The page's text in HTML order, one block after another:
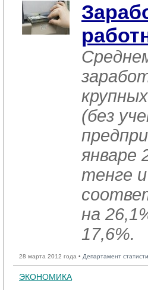
(без
январе
тенге
на
17,6%.
28 марта 2012 года • Департамент
ЭКОНОМИКА